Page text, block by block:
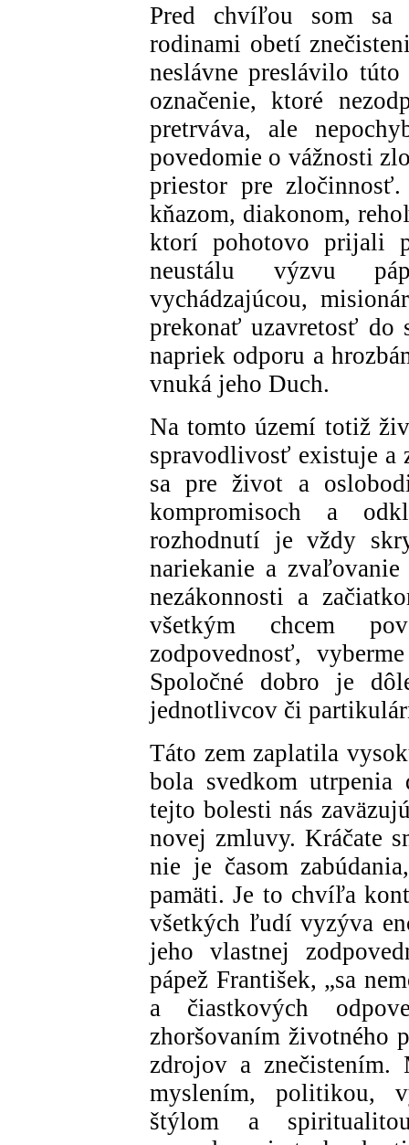
Pred chvíľou som sa
rodinami obetí
neslávne preslávilo
označenie, ktoré
pretrváva, ale
povedomie o vážnosti
priestor pre
kňazom, diakonom,
ktorí pohotovo prijali
neustálu výzvu
vychádzajúcou,
prekonať uzavretosť do
napriek odporu a
vnuká jeho Duch.
Na tomto území totiž
spravodlivosť existuje a
sa pre život a
kompromisoch a
rozhodnutí je vždy
nariekanie a
nezákonnosti a
všetkým chcem
zodpovednosť,
Spoločné dobro je
jednotlivcov či
Táto zem zaplatila
bola svedkom
tejto bolesti nás
novej zmluvy. Kráčate
nie je časom
pamäti. Je to chvíľa
všetkých ľudí vyzýva
jeho vlastnej
pápež František, „sa
a čiastkových
zhoršovaním životného
zdrojov a
myslením, politikou,
štýlom a